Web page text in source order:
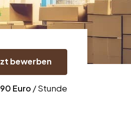
bewerben
Euro / Stunde